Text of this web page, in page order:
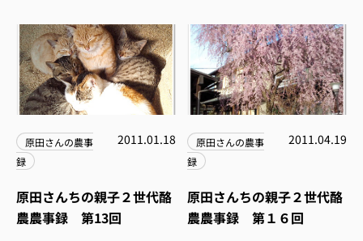
原田さんの農事
録
2011.01.18
原田さんちの親子２世代酪
農農事録 第13回
原田さんの農事
録
2011.04.19
原田さんちの親子２世代酪
農農事録 第１６回